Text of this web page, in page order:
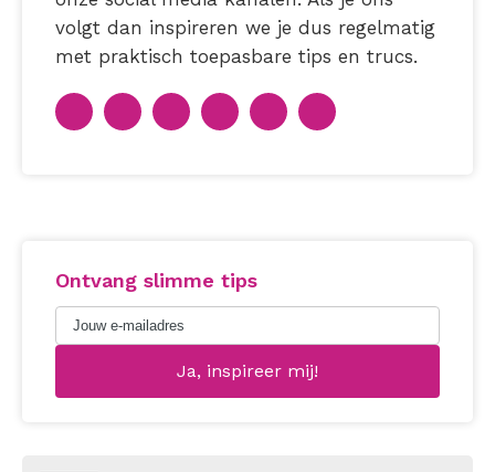
volgt dan inspireren we je dus regelmatig
met praktisch toepasbare tips en trucs.
Ontvang slimme tips